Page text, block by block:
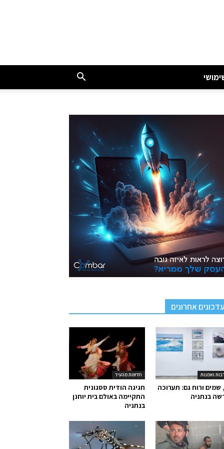
אחרונים
חדשות מהעיר
חגיגה הודית ססגונית
התקיימה באולם בית יוחנן
בנתניה
ואמנות
שמים ורוח גם: תערוכה
בנתניה